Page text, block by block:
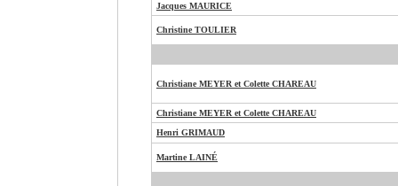
Jacques MAURICE
Christine TOULIER
Christiane MEYER et Colette CHAREAU
Christiane MEYER et Colette CHAREAU
Henri GRIMAUD
Martine LAINÉ